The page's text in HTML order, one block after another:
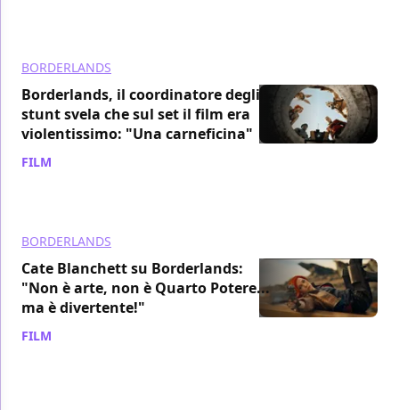
BORDERLANDS
Borderlands, il coordinatore degli
stunt svela che sul set il film era
violentissimo: "Una carneficina"
FILM
BORDERLANDS
Cate Blanchett su Borderlands:
"Non è arte, non è Quarto Potere...
ma è divertente!"
FILM